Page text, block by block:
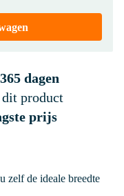
365 dagen
product
prijs
zelf de ideale breedte